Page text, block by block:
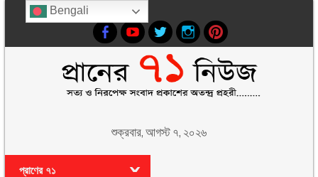
শুক্রবার, আগস্ট ৭, ২০২৬
প্রাণের ৭১
Bengali